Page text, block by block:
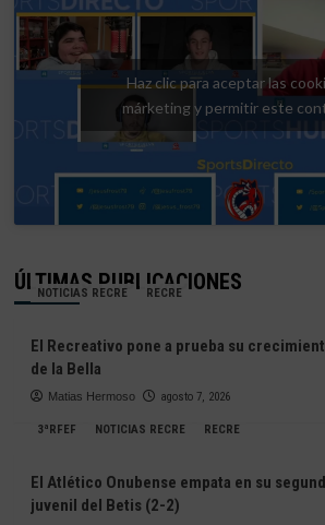
Haz clic para aceptar las
márketing y permitir este
ÚLTIMAS PUBLICACIONES
NOTICIAS RECRE RECRE
El Recreativo pone a prueba su
de la Bella
Matias Hermoso agosto 7, 2026
3ªRFEF NOTICIAS RECRE RECRE
El Atlético Onubense empata en su
juvenil del Betis (2-2)